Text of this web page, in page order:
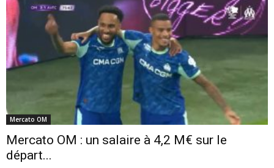
Mercato OM
Mercato OM : un salaire à 4,2 M€ sur le
départ...